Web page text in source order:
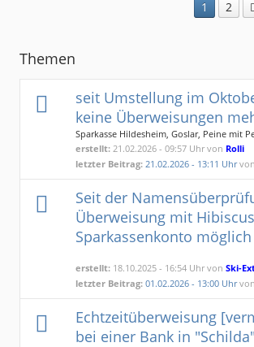
1 2
Themen
seit Umstellung im
keine Überweisungen
Sparkasse Hildesheim, Goslar, Peine mit
erstellt: 21.02.2026 - 09:57 Uhr von Rolli
letzter Beitrag: 21.02.2026 - 13:11 Uhrvon
Seit der
Überweisung mit
Sparkassenkonto möglich
erstellt: 18.10.2025 - 16:54 Uhr vonSki-
letzter Beitrag: 01.02.2026 - 13:00 Uhr
Echtzeitüberweisung
bei einer Bank in